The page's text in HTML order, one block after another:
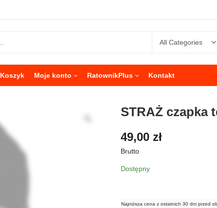
Koszyk Moje konto RatownikPlus Kontakt
STRAŻ czapka
49,00 zł
Brutto
Dostępny
Najniższa cena z ostatnich 30 dni przed